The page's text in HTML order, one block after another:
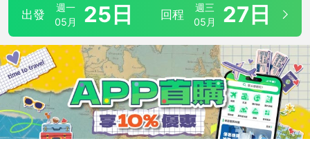
出發
週一
05月
25日 回程
週三
05月
27日